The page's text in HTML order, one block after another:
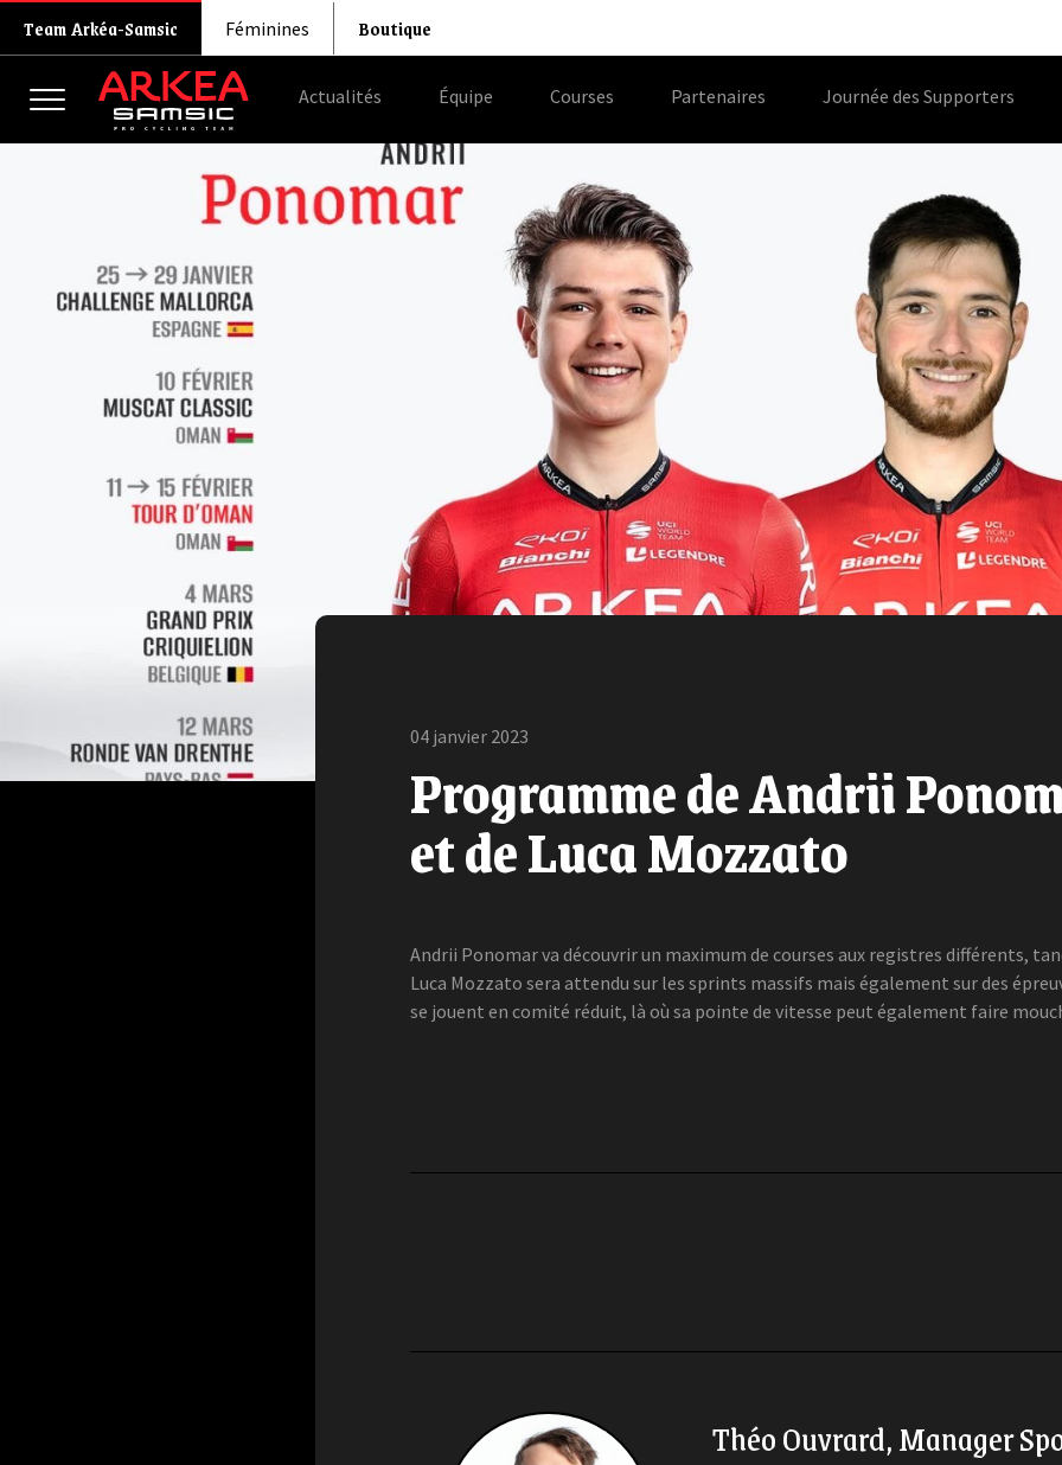
Team Arkéa-Samsic Féminines Boutique
Actualités Équipe Courses Partenaires Journée des Supporters
04 janvier 2023
Programme de Andrii
et de Luca Mozzato
Andrii Ponomar va découvrir un maximum de courses aux registres différents,
Luca Mozzato sera attendu sur les sprints massifs mais également sur des
se jouent en comité réduit, là où sa pointe de vitesse peut également faire
Théo Ouvrard, Manager